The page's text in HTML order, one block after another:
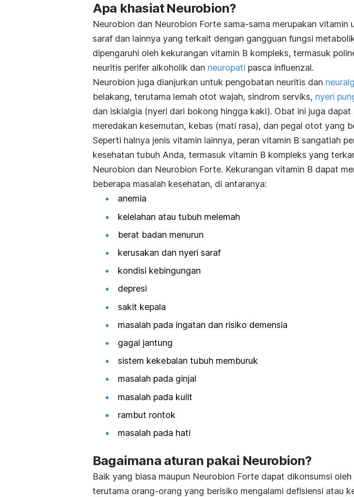
Apa khasiat Neurobion?
Neurobion dan Neurobion Forte sama-sama merupakan vitamin
saraf dan lainnya yang terkait dengan gangguan fungsi
dipengaruhi oleh kekurangan vitamin B kompleks, termasuk
neuritis perifer alkoholik dan neuropati pasca influenzal.
Neurobion juga dianjurkan untuk pengobatan neuritis dan
belakang, terutama lemah otot wajah, sindrom serviks, nyeri
dan iskialgia (nyeri dari bokong hingga kaki). Obat ini juga dapat
meredakan kesemutan, kebas (mati rasa), dan pegal otot yang
Seperti halnya jenis vitamin lainnya, peran vitamin B sangatlah
kesehatan tubuh Anda, termasuk vitamin B kompleks yang
Neurobion dan Neurobion Forte. Kekurangan vitamin B dapat
beberapa masalah kesehatan, di antaranya:
anemia
kelelahan atau tubuh melemah
berat badan menurun
kerusakan dan nyeri saraf
kondisi kebingungan
depresi
sakit kepala
masalah pada ingatan dan risiko demensia
gagal jantung
sistem kekebalan tubuh memburuk
masalah pada ginjal
masalah pada kulit
rambut rontok
masalah pada hati
Bagaimana aturan pakai Neurobion?
Baik yang biasa maupun Neurobion Forte dapat dikonsumsi oleh
terutama orang-orang yang berisiko mengalami defisiensi atau